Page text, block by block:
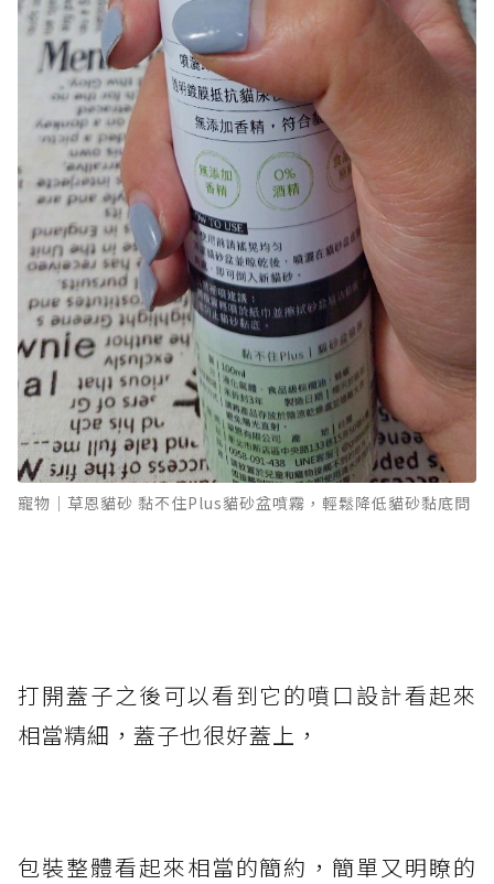
寵物｜草恩貓砂 黏不住Plus貓砂盆噴霧，輕鬆降低貓砂黏底問
打開蓋子之後可以看到它的噴口設計看起來
相當精細，蓋子也很好蓋上，
包裝整體看起來相當的簡約，簡單又明瞭的